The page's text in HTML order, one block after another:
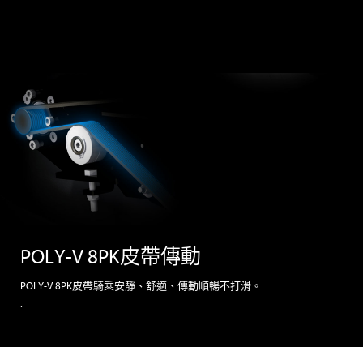
POLY-V 8PK皮帶傳動
POLY-V 8PK皮帶騎乘安靜、舒適、傳動順暢不打滑。
.